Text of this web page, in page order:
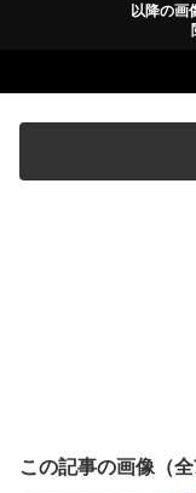
以降の画
この記事の画像（全